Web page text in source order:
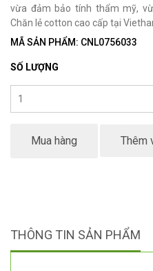
vừa đảm bảo tính thẩm mỹ,
Chăn lẻ cotton cao cấp tại
MÃ SẢN PHẨM: CNL0756033
SỐ LƯỢNG
Mua hàng Thêm
THÔNG TIN SẢN PHẨM